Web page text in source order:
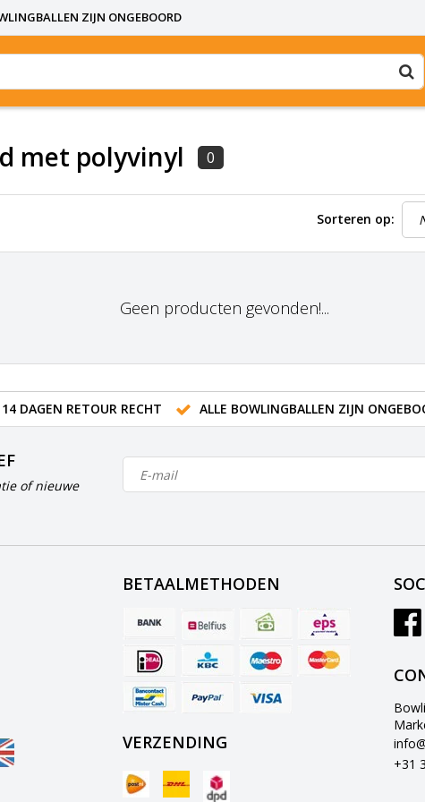
ZIJN ONGEBOORD
met polyvinyl 0
Sorteren op:
Geen producten gevonden!...
14 DAGEN RETOUR RECHT ALLE BOWLINGBALLEN ZIJN
of nieuwe
BETAALMETHODEN
VERZENDING
+31